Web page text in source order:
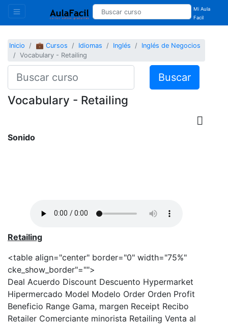
Mi Aula
Facil
Inicio 💼 Cursos Idiomas Inglés
Inglés de Negocios
Vocabulary - Retailing
Buscar
Vocabulary - Retailing
Sonido
Retailing
<table align="center" border="0" width="75%"
cke_show_border"="">
Deal Acuerdo Discount Descuento Hypermarket
Hipermercado Model Modelo Order Orden Profit
Beneficio Range Gama, margen Receipt Recibo
Retailer Comerciante minorista Retailing Venta al